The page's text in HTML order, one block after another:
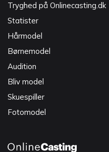
Tryghed på Onlinecasting.dk
Statister
Hårmodel
Børnemodel
Audition
Bliv model
Skuespiller
Fotomodel